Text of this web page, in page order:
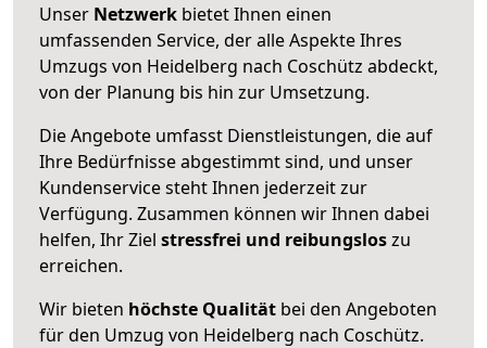
Unser Netzwerk bietet Ihnen einen
umfassenden Service, der alle Aspekte Ihres
Umzugs von Heidelberg nach Coschütz abdeckt,
von der Planung bis hin zur Umsetzung.
Die Angebote umfasst Dienstleistungen, die auf
Ihre Bedürfnisse abgestimmt sind, und unser
Kundenservice steht Ihnen jederzeit zur
Verfügung. Zusammen können wir Ihnen dabei
helfen, Ihr Ziel stressfrei und reibungsloszu
erreichen.
Wir bieten höchste Qualität bei den Angeboten
für den Umzug von Heidelberg nach Coschütz.